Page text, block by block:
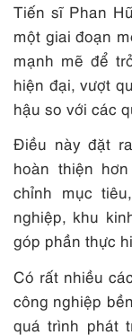
Tiến sĩ Phan
một giai đoạn
mạnh mẽ để
hiện đại, vượt
hậu so với các
Điều này đặt
hoàn thiện
chỉnh mục
nghiệp, khu
góp phần thực
Có rất nhiều
công nghiệp
quá trình phát